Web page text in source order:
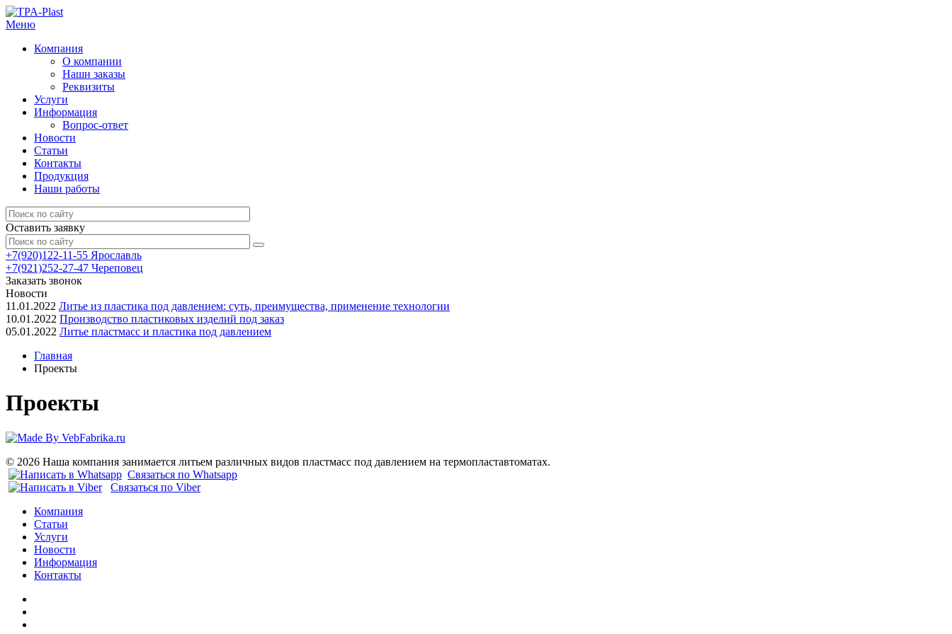
Меню
Компания
О компании
Наши заказы
Реквизиты
Услуги
Информация
Вопрос-ответ
Новости
Статьи
Контакты
Продукция
Наши работы
Оставить заявку
+7(920)122-11-55 Ярославль
+7(921)252-27-47 Череповец
Заказать звонок
Новости
11.01.2022 Литье из пластика под давлением: суть, преимущества, применение технологии
10.01.2022 Производство пластиковых изделий под заказ
05.01.2022 Литье пластмасс и пластика под давлением
Главная
Проекты
Проекты
© 2026 Наша компания занимается литьем различных видов пластмасс под давлением на термопластавтоматах.
Связаться по Whatsapp
Связаться по Viber
Компания
Статьи
Услуги
Новости
Информация
Контакты